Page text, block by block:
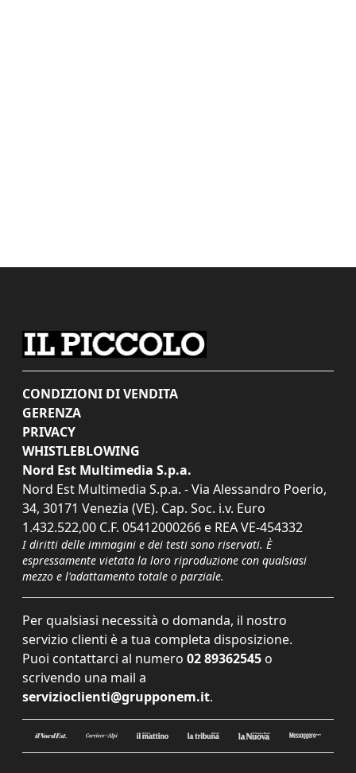
CONDIZIONI DI VENDITA
GERENZA
PRIVACY
WHISTLEBLOWING
Nord Est Multimedia S.p.a.
Nord Est Multimedia S.p.a. - Via Alessandro Poerio,
34, 30171 Venezia (VE). Cap. Soc. i.v. Euro
1.432.522,00 C.F. 05412000266 e REA VE-454332
I diritti delle immagini e dei testi sono riservati. È
espressamente vietata la loro riproduzione con qualsiasi
mezzo e l'adattamento totale o parziale.
Per qualsiasi necessità o domanda, il nostro
servizio clienti è a tua completa disposizione.
Puoi contattarci al numero 02 89362545 o
scrivendo una mail a
servizioclienti@grupponem.it.